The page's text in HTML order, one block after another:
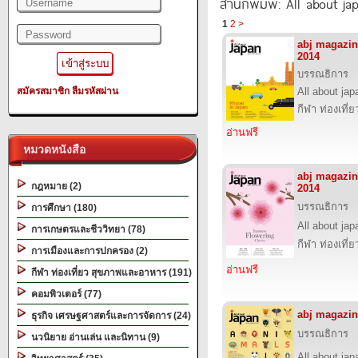
สมัครสมาชิก ลืมรหัสผ่าน
หมวดหนังสือ
กฎหมาย (2)
การศึกษา (180)
การเกษตรและชีววิทยา (78)
การเมืองและการปกครอง (2)
กีฬา ท่องเที่ยว สุขภาพและอาหาร (191)
คอมพิวเตอร์ (77)
ธุรกิจ เศรษฐศาสตร์และการจัดการ (24)
นวนิยาย อ่านเล่น และนิทาน (9)
1 2 >
abj
2014
บรรณธิการ
All about
กีฬา ท่องเที่
อ่านฟรี
abj
2014
บรรณธิการ
All about
กีฬา ท่องเที่
อ่านฟรี
abj
บรรณธิการ